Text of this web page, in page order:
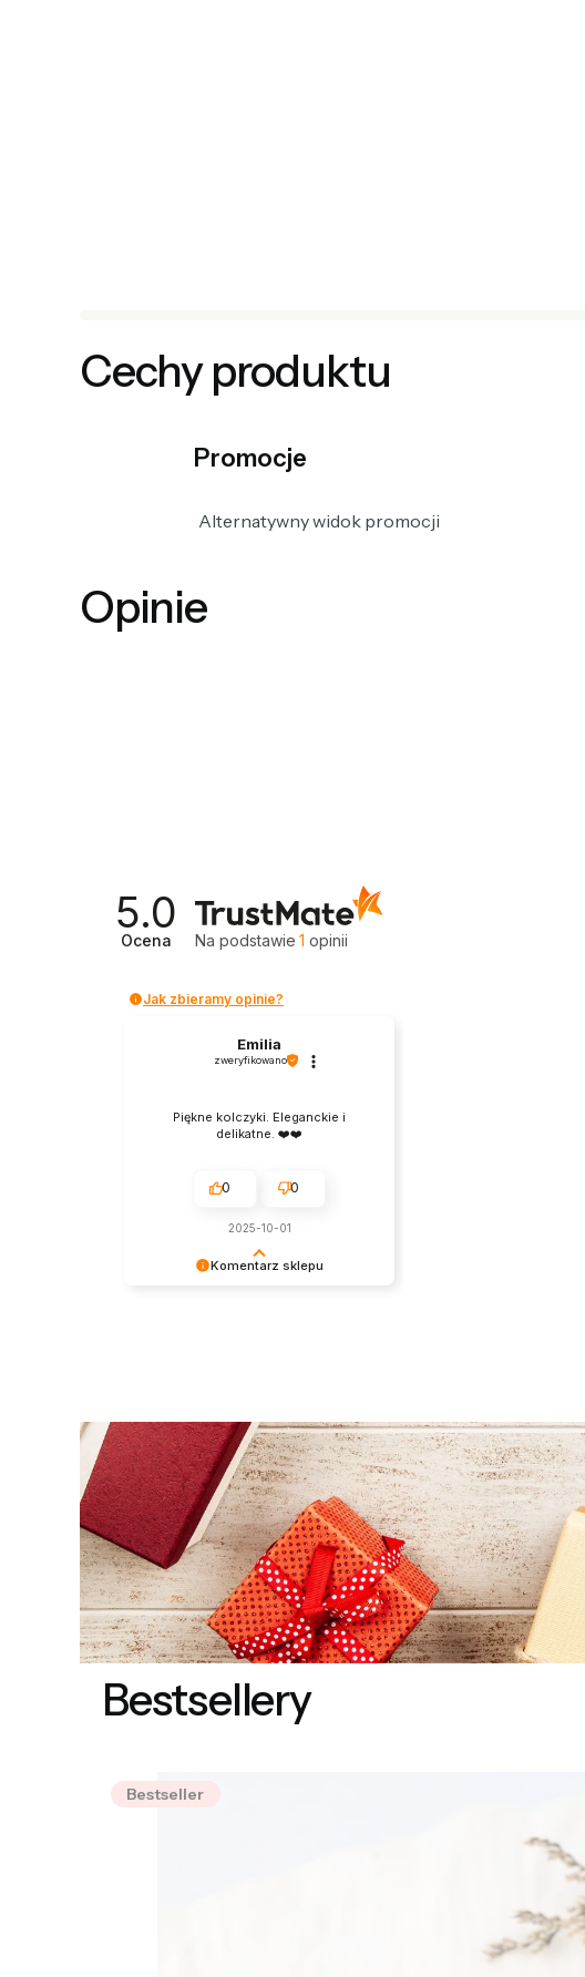
Cechy produktu
Promocje
Alternatywny widok promocji
Opinie
5.0
Ocena Na podstawie 1 opinii
Jak zbieramy opinie?
Komentarz sklepu
pozdrawiamy!
Emilia
zweryfikowano
Piękne kolczyki. Eleganckie i
delikatne. ❤️❤️
0 0
2025-10-01
Bestsellery
Bestseller